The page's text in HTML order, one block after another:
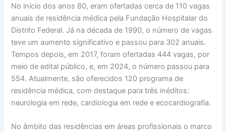
No início dos anos 80, eram ofertadas cerca de 110 vagas
anuais de residência médica pela Fundação Hospitalar do
Distrito Federal. Já na década de 1990, o número de vagas
teve um aumento significativo e passou para 302 anuais.
Tempos depois, em 2017, foram ofertadas 444 vagas, por
meio de edital público, e, em 2024, o número passou para
554. Atualmente, são oferecidos 120 programa de
residência médica, com destaque para três inéditos:
neurologia em rede, cardiologia em rede e ecocardiografia.
No âmbito das residências em áreas profissionais o marco